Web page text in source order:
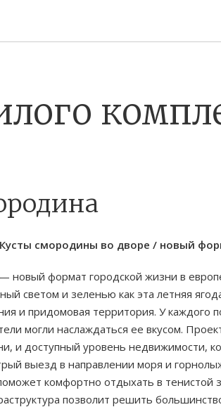
смородины во дворе / новый
формат городской жизни в
светом и зеленью как эта летняя
и придомовая территория. У каждого
могли наслаждаться ее вкусом.
и доступный уровень недвижимости,
выезд в направлении моря и
комфортно отдыхать в тенистой
позволит решить